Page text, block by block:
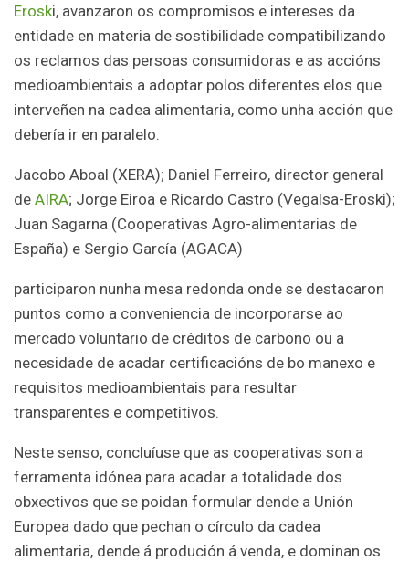
Eroski, avanzaron os compromisos e intereses da
entidade en materia de sostibilidade compatibilizando
os reclamos das persoas consumidoras e as accións
medioambientais a adoptar polos diferentes elos que
interveñen na cadea alimentaria, como unha acción que
debería ir en paralelo.
Jacobo Aboal (XERA); Daniel Ferreiro, director general
de AIRA; Jorge Eiroa e Ricardo Castro (Vegalsa-Eroski);
Juan Sagarna (Cooperativas Agro-alimentarias de
España) e Sergio García (AGACA)
participaron nunha mesa redonda onde se destacaron
puntos como a conveniencia de incorporarse ao
mercado voluntario de créditos de carbono ou a
necesidade de acadar certificacións de bo manexo e
requisitos medioambientais para resultar
transparentes e competitivos.
Neste senso, concluíuse que as cooperativas son a
ferramenta idónea para acadar a totalidade dos
obxectivos que se poidan formular dende a Unión
Europea dado que pechan o círculo da cadea
alimentaria, dende á produción á venda, e dominan os